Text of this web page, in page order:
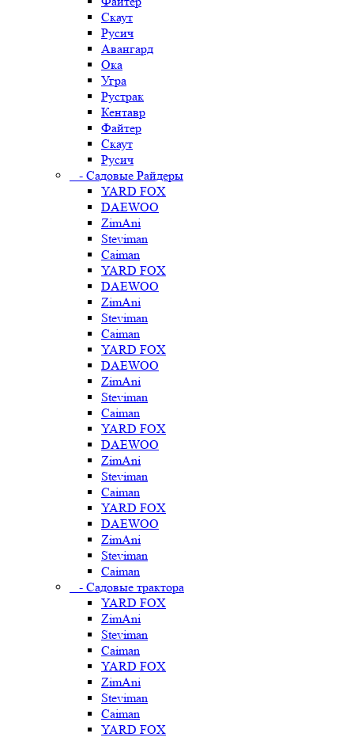
Скаут
Русич
Авангард
Ока
Угра
Рустрак
Кентавр
Файтер
Скаут
Русич
- Садовые Райдеры
YARD FOX
DAEWOO
ZimAni
Steviman
Caiman
YARD FOX
DAEWOO
ZimAni
Steviman
Caiman
YARD FOX
DAEWOO
ZimAni
Steviman
Caiman
YARD FOX
DAEWOO
ZimAni
Steviman
Caiman
YARD FOX
DAEWOO
ZimAni
Steviman
Caiman
- Садовые трактора
YARD FOX
ZimAni
Steviman
Caiman
YARD FOX
ZimAni
Steviman
Caiman
YARD FOX